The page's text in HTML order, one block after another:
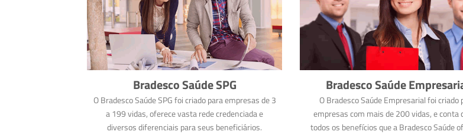
Bradesco Saúde SPG
O Bradesco Saúde SPG foi criado para empresas de 3
a 199 vidas, oferece vasta rede credenciada e
diversos diferenciais para seus beneficiários.
Bradesco Saúde
O Bradesco Saúde Empresarial foi criado
empresas com mais de 200 vidas, e conta
todos os benefícios que a Bradesco Saúde